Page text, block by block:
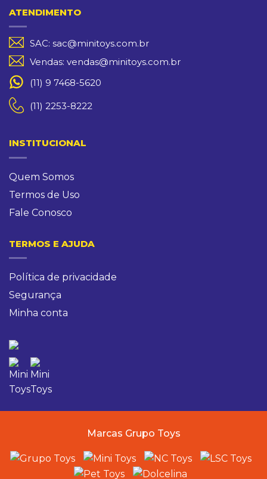
ATENDIMENTO
SAC: sac@minitoys.com.br
Vendas: vendas@minitoys.com.br
(11) 9 7468-5620
(11) 2253-8222
INSTITUCIONAL
Quem Somos
Termos de Uso
Fale Conosco
TERMOS E AJUDA
Política de privacidade
Segurança
Minha conta
Marcas Grupo Toys